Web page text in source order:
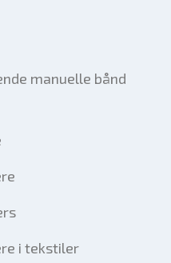
manuelle bånd
i tekstiler